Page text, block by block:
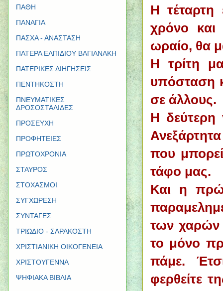
Η
χρόνο και
ωραίο, θα
Η τρίτη
υπόσταση
σε άλλους.
Η δεύτερη
που
τάφο μας.
Και η
των χαρών
το μόνο
πάμε.
φερθείτε
ΠΑΘΗ
ΠΑΝΑΓΙΑ
ΠΑΣΧΑ - ΑΝΑΣΤΑΣΗ
ΠΑΤΕΡΑ ΕΛΠΙΔΙΟΥ ΒΑΓΙΑΝΑΚΗ
ΠΑΤΕΡΙΚΕΣ ΔΙΗΓΗΣΕΙΣ
ΠΕΝΤΗΚΟΣΤΗ
ΠΝΕΥΜΑΤΙΚΕΣ
ΔΡΟΣΟΣΤΑΛΙΔΕΣ
ΠΡΟΣΕΥΧΗ
ΠΡΟΦΗΤΕΙΕΣ
ΠΡΩΤΟΧΡΟΝΙΑ
ΣΤΑΥΡΟΣ
ΣΤΟΧΑΣΜΟΙ
ΣΥΓΧΩΡΕΣΗ
ΣΥΝΤΑΓΕΣ
ΤΡΙΩΔΙΟ - ΣΑΡΑΚΟΣΤΗ
ΧΡΙΣΤΙΑΝΙΚΗ ΟΙΚΟΓΕΝΕΙΑ
ΧΡΙΣΤΟΥΓΕΝΝΑ
ΨΗΦΙΑΚΑ ΒΙΒΛΙΑ